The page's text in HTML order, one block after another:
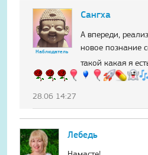
Наблюдатель
Сангха
А впереди,
новое познание
такой какая я
28.06 14:27
Лебедь